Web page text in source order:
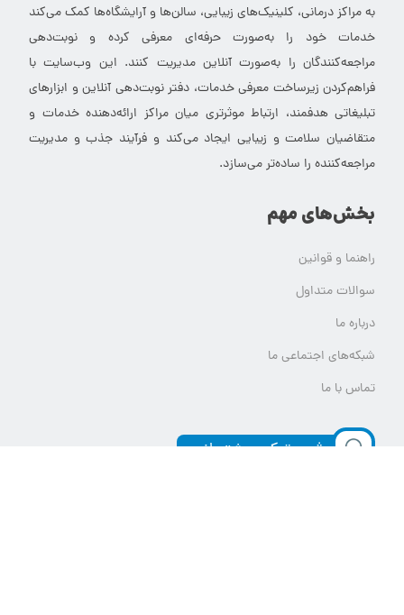
به مراکز درمانی، کلینیک‌های زیبایی، سالن‌ها و آرایشگاه‌ها کمک می‌کند
خدمات خود را به‌صورت حرفه‌ای معرفی کرده و نوبت‌دهی
مراجعه‌کنندگان را به‌صورت آنلاین مدیریت کنند. این وب‌سایت با
فراهم‌کردن زیرساخت معرفی خدمات، دفتر نوبت‌دهی آنلاین و ابزارهای
تبلیغاتی هدفمند، ارتباط موثرتری میان مراکز ارائه‌دهنده خدمات و
متقاضیان سلامت و زیبایی ایجاد می‌کند و فرآیند جذب و مدیریت
مراجعه‌کننده را ساده‌تر می‌سازد.
بخش‌های مهم
راهنما و قوانین
سوالات متداول
درباره ما
شبکه‌های اجتماعی ما
تماس با ما
ثبت تیکت پشتیبانی